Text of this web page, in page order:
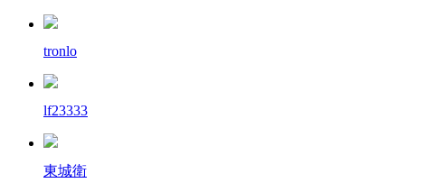
tronlo
lf23333
東城衛